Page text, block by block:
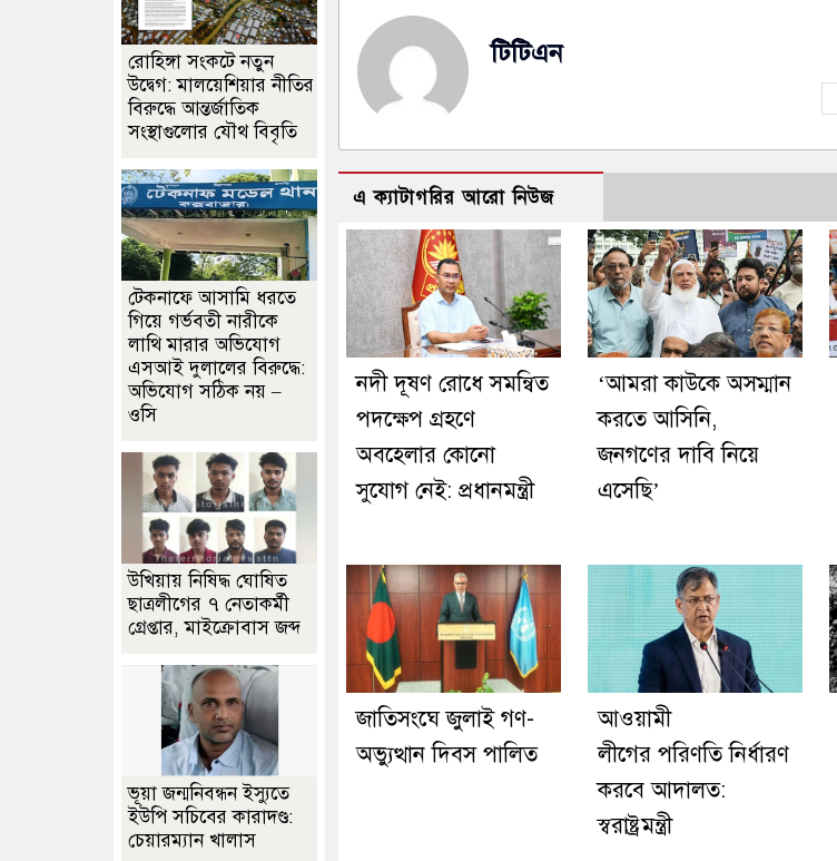
টিটিএন
এ ক্যাটাগরির আরো নিউজ
নদী দূষণ রোধে সমন্বিত
পদক্ষেপ গ্রহণে
অবহেলার কোনো
সুযোগ নেই: প্রধানমন্ত্রী
‘আমরা কাউকে অসম্মান
করতে আসিনি,
জনগণের দাবি নিয়ে
এসেছি’
জাতিসংঘে জুলাই গণ-
অভ্যুত্থান দিবস পালিত
আওয়ামী
লীগের পরিণতি নির্ধারণ
করবে আদালত:
স্বরাষ্ট্রমন্ত্রী
রোহিঙ্গা সংকটে নতুন
উদ্বেগ: মালয়েশিয়ার নীতির
বিরুদ্ধে আন্তর্জাতিক
সংস্থাগুলোর যৌথ বিবৃতি
টেকনাফে আসামি ধরতে
গিয়ে গর্ভবতী নারীকে
লাথি মারার অভিযোগ
এসআই দুলালের বিরুদ্ধে:
অভিযোগ সঠিক নয় –
ওসি
উখিয়ায় নিষিদ্ধ ঘোষিত
ছাত্রলীগের ৭ নেতাকর্মী
গ্রেপ্তার, মাইক্রোবাস জব্দ
ভূয়া জন্মনিবন্ধন ইস্যুতে
ইউপি সচিবের কারাদণ্ড:
চেয়ারম্যান খালাস